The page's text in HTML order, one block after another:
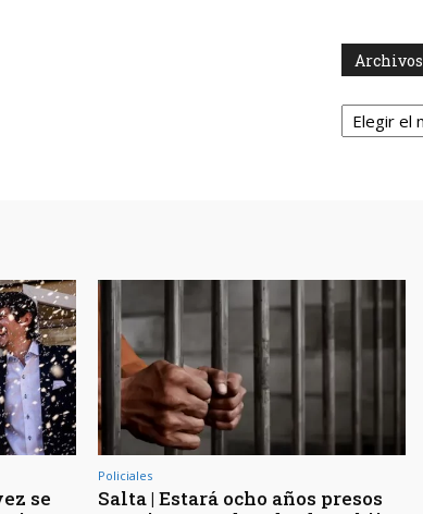
Archivos
Archivos
se
Policiales
Salta | Estará ocho años presos